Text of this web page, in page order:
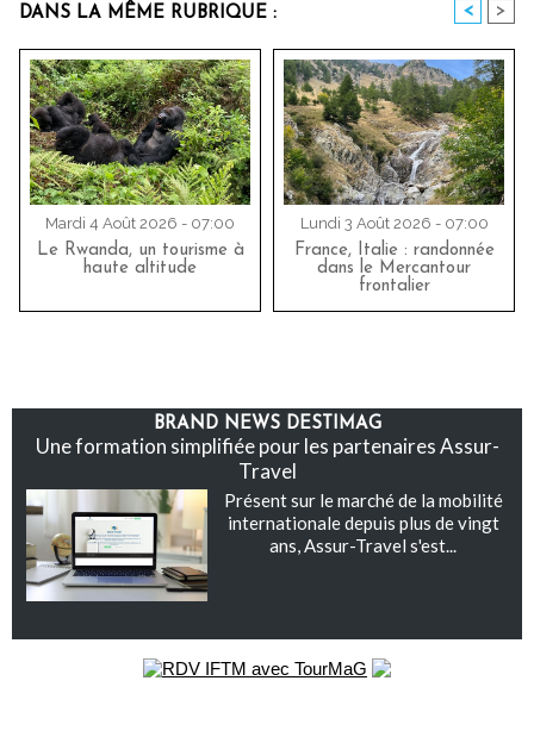
DANS LA MÊME RUBRIQUE : < >
Mardi 4 Août 2026 - 07:00
Le Rwanda, un tourisme à
haute altitude
Lundi 3 Août 2026 - 07:00
France, Italie : randonnée
dans le Mercantour
frontalier
BRAND NEWS DESTIMAG
Une formation simplifiée pour les partenaires Assur-
Travel
Présent sur le marché de la mobilité
internationale depuis plus de vingt
ans, Assur-Travel s'est...